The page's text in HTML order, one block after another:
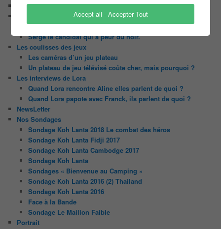
Le candidat masqué
Le trombinoscope des Joueurs
Géraldine multirécidiviste des émissions TV
Serge le candidat qui a peur du noir.
Les coulisses des jeux
Les caméras d’un jeu plateau
Un plateau de jeu télévisé coûte cher, mais pourquoi ?
Les interviews de Lora
Quand Lora rencontre Aline elles parlent de quoi ?
Quand Lora papote avec Franck, ils parlent de quoi ?
NewsLetter
Nos Sondages
Sondage Koh Lanta 2018 Le combat des héros
Sondage Koh Lanta Fidji 2017
Sondage Koh Lanta Cambodge 2017
Sondage Koh Lanta
Sondages « Bienvenue au Camping »
Sondage Koh Lanta 2016 (2) Thailand
Sondage Koh Lanta 2016
Face à la Bande
Sondage Le Maillon Faible
Portrait
Accept all - Accepter Tout